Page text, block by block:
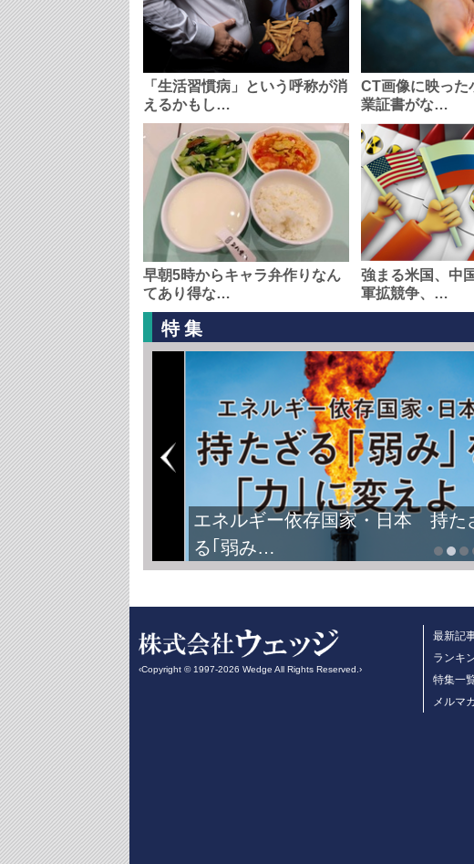
「生活習慣病」という呼称が消
えるかもし…
CT画像に映った
業証書がな…
早朝5時からキャラ弁作りなん
てあり得な…
強まる米国、中
軍拡競争、…
特集
エネルギー依存国家・日本 持た
る｢弱み…
‹Copyright © 1997-2026 Wedge All Rights Reserved.›
最新記
ランキ
特集一
メルマ